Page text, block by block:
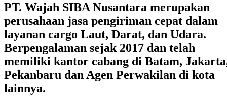
PT. Wajah SIBA Nusantara merupakan
perusahaan jasa pengiriman cepat dalam
layanan cargo Laut, Darat, dan Udara.
Berpengalaman sejak 2017 dan telah
memiliki kantor cabang di Batam,
Pekanbaru dan Agen Perwakilan di kota
lainnya.